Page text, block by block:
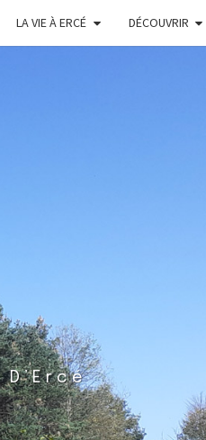
LA VIE À ERCÉ DÉCOUVRIR